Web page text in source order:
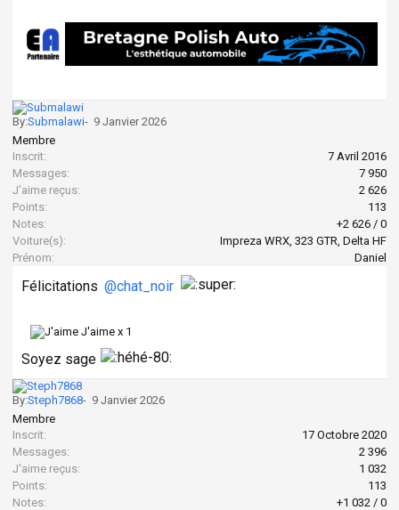
By:Submalawi- 9 Janvier 2026
Membre
Inscrit:
7 Avril 2016
Messages:
7 950
J'aime reçus:
2 626
Points:
113
Notes:
+2 626/ 0
Voiture(s):
Impreza WRX, 323 GTR, Delta HF
Prénom:
Daniel
Félicitations @chat_noir
J'aime x 1
Soyez sage
By:Steph7868- 9 Janvier 2026
Membre
Inscrit:
17 Octobre 2020
Messages:
2 396
J'aime reçus:
1 032
Points:
113
Notes:
+1 032 / 0